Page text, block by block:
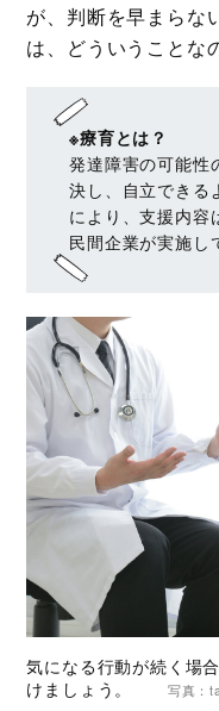
が、判断を早まらな
は、どういうことな
※療育とは？
発達障害の可能性
決し、自立できる
により、支援内容
民間企業が実施し
気になる行動が続く場
けましょう。
写真：